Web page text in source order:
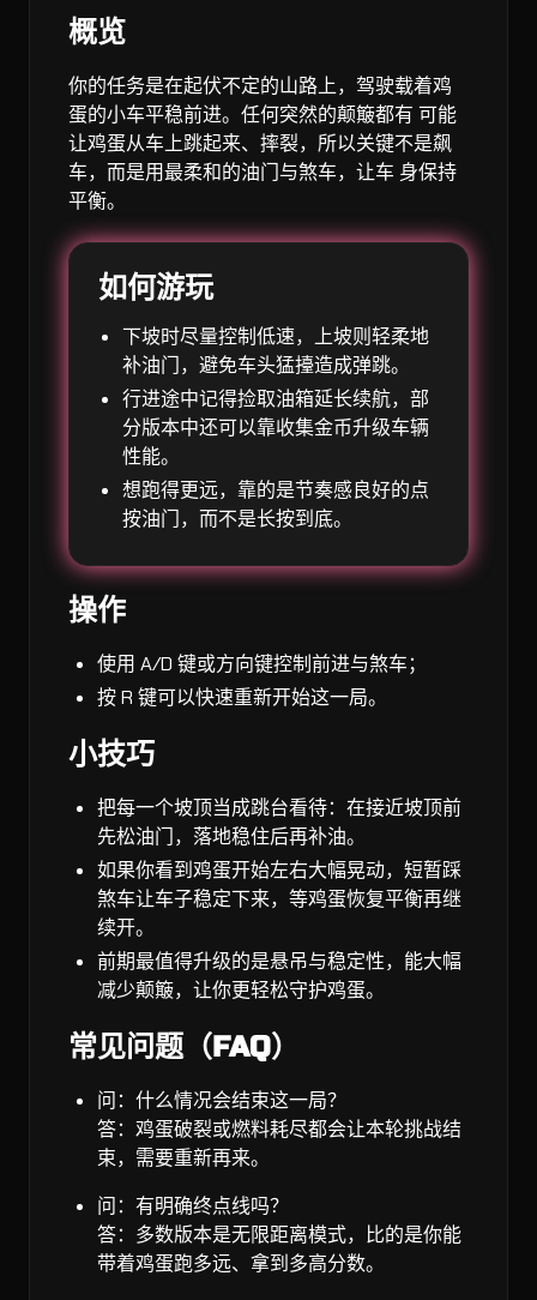
概览
你的任务是在起伏不定的山路上，驾驶载着鸡
蛋的小车平稳前进。任何突然的颠簸都有 可能
让鸡蛋从车上跳起来、摔裂，所以关键不是飙
车，而是用最柔和的油门与煞车，让车 身保持
平衡。
如何游玩
下坡时尽量控制低速，上坡则轻柔地
补油门，避免车头猛擡造成弹跳。
行进途中记得捡取油箱延长续航，部
分版本中还可以靠收集金币升级车辆
性能。
想跑得更远，靠的是节奏感良好的点
按油门，而不是长按到底。
操作
使用 A/D 键或方向键控制前进与煞车；
按 R 键可以快速重新开始这一局。
小技巧
把每一个坡顶当成跳台看待：在接近坡顶前
先松油门，落地稳住后再补油。
如果你看到鸡蛋开始左右大幅晃动，短暂踩
煞车让车子稳定下来，等鸡蛋恢复平衡再继
续开。
前期最值得升级的是悬吊与稳定性，能大幅
减少颠簸，让你更轻松守护鸡蛋。
常见问题（FAQ）
问：什么情况会结束这一局？
答：鸡蛋破裂或燃料耗尽都会让本轮挑战结
束，需要重新再来。
问：有明确终点线吗？
答：多数版本是无限距离模式，比的是你能
带着鸡蛋跑多远、拿到多高分数。